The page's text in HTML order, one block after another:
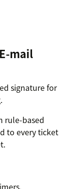
mail
signature for
rule-based
to every ticket